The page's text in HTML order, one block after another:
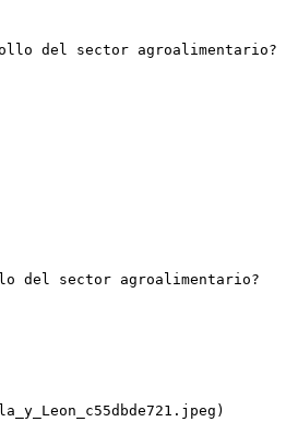
del sector agroalimentario?
del sector agroalimentario?